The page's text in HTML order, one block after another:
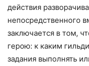
действия
непосредственного
заключается в том,
герою: к каким
задания выполнять